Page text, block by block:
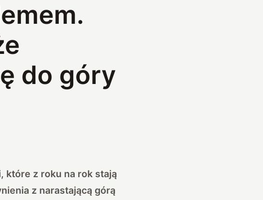
do góry
które z roku na rok stają
z narastającą górą